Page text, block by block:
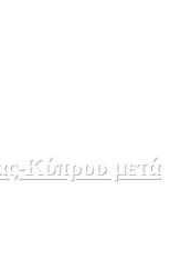
Κύπρου μετά